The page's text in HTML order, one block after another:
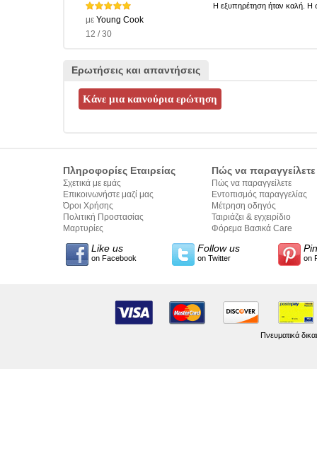
με Young Cook
12 / 30
Η εξυπηρέτηση ήταν καλή. Η
Ερωτήσεις και απαντήσεις
Πληροφορίες Εταιρείας
Σχετικά με εμάς
Επικοινωνήστε μαζί μας
Όροι Χρήσης
Πολιτική Προστασίας
Προσωπικών Δεδομένων
Μαρτυρίες
Πώς να παραγγείλετε
Πώς να παραγγείλετε
Εντοπισμός παραγγελίας
Μέτρηση οδηγός
Ταιριάζει & εγχειρίδιο
σύνταξης κειμένων
Φόρεμα Βασικά Care
Like us
on Facebook
Follow us
on Twitter on
Πνευματικά